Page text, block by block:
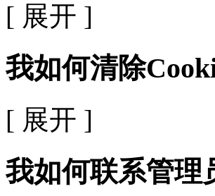
[ 展开 ]
我如何清除
[ 展开 ]
我如何联系管理